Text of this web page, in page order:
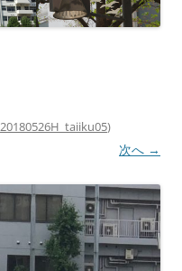
ス
キ
ッ
20180526H_taiiku05)
次へ →